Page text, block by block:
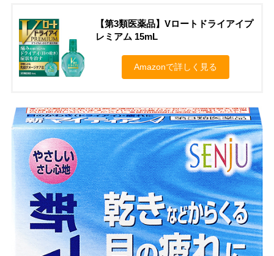
【第3類医薬品】Vロートドライアイプ
レミアム 15mL
Amazonで詳しく見る